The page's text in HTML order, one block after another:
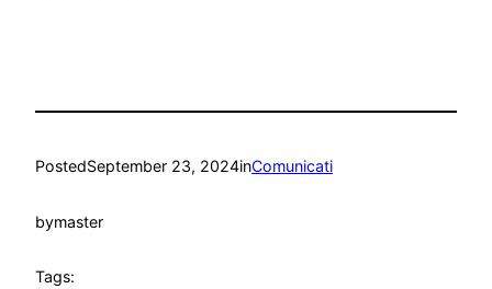
PostedSeptember 23, 2024inComunicati
bymaster
Tags: